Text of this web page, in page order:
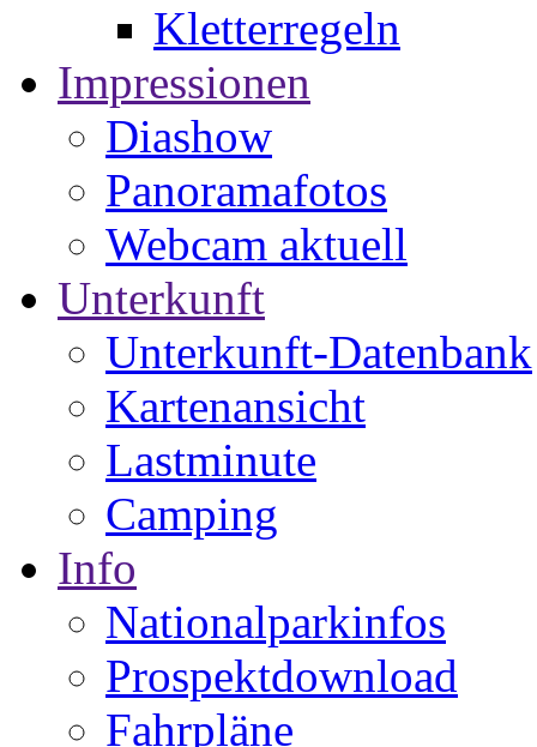
Kletterregeln
Impressionen
Diashow
Panoramafotos
Webcam aktuell
Unterkunft
Unterkunft-Datenbank
Kartenansicht
Lastminute
Camping
Info
Nationalparkinfos
Prospektdownload
Fahrpläne